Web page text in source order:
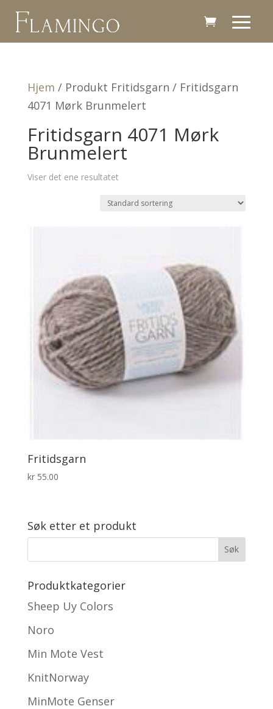
Hjem / Produkt Fritidsgarn / Fritidsgarn
4071 Mørk Brunmelert
Fritidsgarn 4071 Mørk
Brunmelert
Viser det ene resultatet
Fritidsgarn
kr55.00
Søk etter et produkt
Produktkategorier
Sheep Uy Colors
Noro
Min Mote Vest
KnitNorway
MinMote Genser